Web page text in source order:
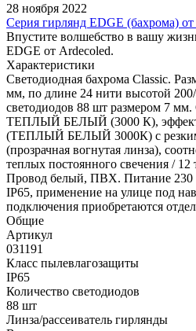
28 ноября 2022
Серия гирлянд EDGE (бахрома)
Впустите волшебство в вашу
EDGE от Ardecoled.
Характеристики
Светодиодная бахрома Classic.
мм, по длине 24 нити высотой
светодиодов 88 шт размером 7
ТЕПЛЫЙ БЕЛЫЙ (3000 К), эффект
(ТЕПЛЫЙ БЕЛЫЙ 3000К) с
(прозрачная вогнутая линза),
теплых постоянного свечения /
Провод белый, ПВХ. Питание 230
IP65, применение на улице под
подключения приобретаются
Общие
Артикул
031191
Класс пылевлагозащиты
IP65
Количество светодиодов
88 шт
Линза/рассеиватель гирлянды